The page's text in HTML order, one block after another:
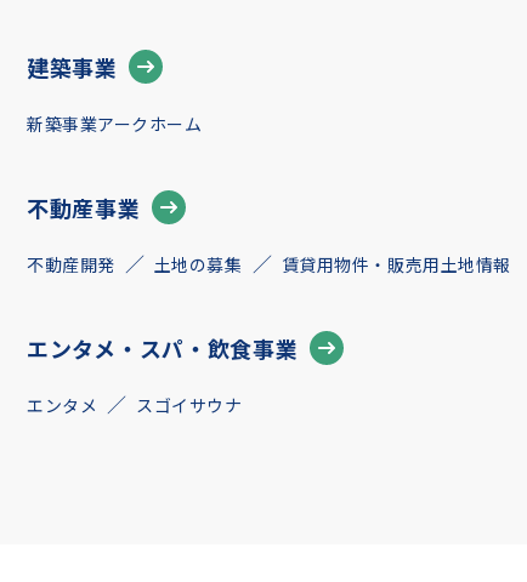
建築事業
新築事業アークホーム
不動産事業
不動産開発 土地の募集 賃貸用物件・販売用土地情報
エンタメ・スパ・飲食事業
エンタメ スゴイサウナ